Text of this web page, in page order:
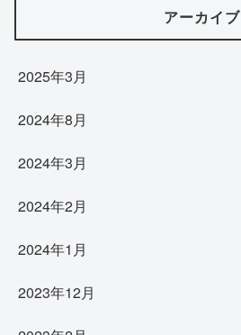
アーカイブ
2025年3月
2024年8月
2024年3月
2024年2月
2024年1月
2023年12月